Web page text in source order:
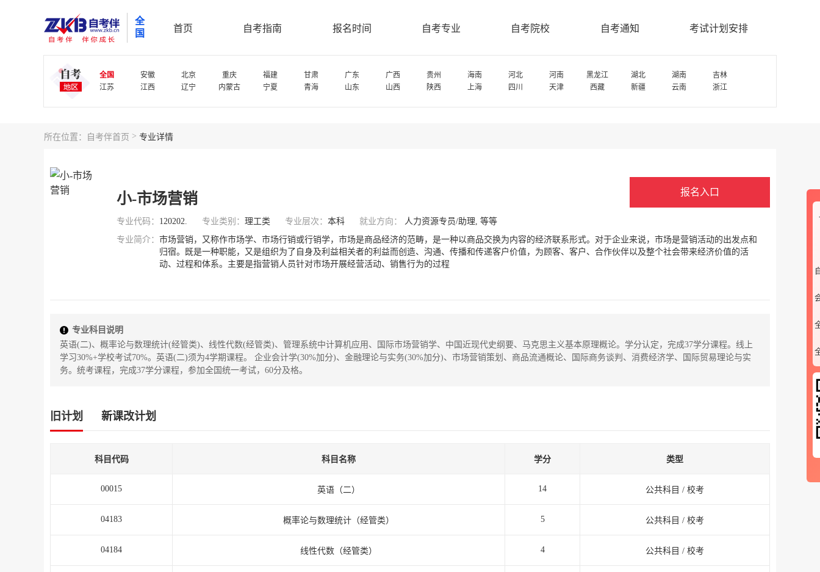
全
国
首页 自考指南 报名时间 自考专业 自考院校 自考通知 考试计划安排
全国 安徽 北京 重庆 福建 甘肃 广东 广西 贵州 海南 河北 河南 黑龙江 湖北 湖南
吉林
江苏
江西 辽宁 内蒙古 宁夏 青海 山东 山西 陕西 上海 四川 天津 西藏 新疆 云南 浙江
所在位置： 自考伴首页 > 专业详情
小-市场营销
专业代码： 120202. 专业类别： 理工类 专业层次： 本科 就业方向：
人力资源专员/助理, 等等
专业简介： 市场营销，又称作市场学、市场行销或行销学，市场是商品经济的范畴，是一种以商品交换为内容的经济联系形式。对于企业来说，市场是营销活动的出发点和
归宿。既是一种职能，又是组织为了自身及利益相关者的利益而创造、沟通、传播和传递客户价值，为顾客、客户、合作伙伴以及整个社会带来经济价值的活
动、过程和体系。主要是指营销人员针对市场开展经营活动、销售行为的过程
报名入口
专业科目说明
英语(二)、概率论与数理统计(经管类)、线性代数(经管类)、管理系统中计算机应用、国际市场营销学、中国近现代史纲要、马克思主义基本原理概论。学分认定，完成37学分课程。线上
学习30%+学校考试70%。英语(二)须为4学期课程。 企业会计学(30%加分)、金融理论与实务(30%加分)、市场营销策划、商品流通概论、国际商务谈判、消费经济学、国际贸易理论与实
务。统考课程，完成37学分课程，参加全国统一考试，60分及格。
旧计划 新课改计划
科目代码 科目名称 学分 类型
00015 英语（二） 14 公共科目 / 校考
04183 概率论与数理统计（经管类） 5 公共科目 / 校考
04184 线性代数（经管类） 4 公共科目 / 校考